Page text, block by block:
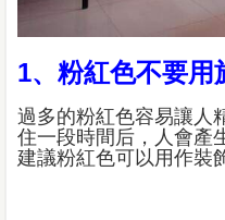
1、粉紅色不要用
過多的粉紅色容易讓人
住一段時間后，人會產
建議粉紅色可以用作裝